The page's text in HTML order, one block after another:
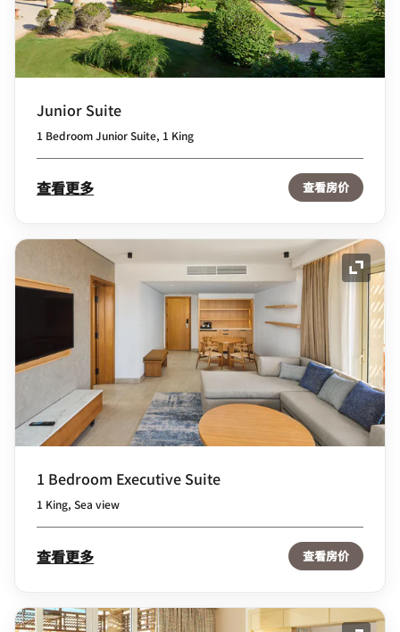
Junior Suite
1 Bedroom Junior Suite, 1 King
查看更多 查看房价
展开
1 Bedroom Executive Suite
1 King, Sea view
查看更多 查看房价